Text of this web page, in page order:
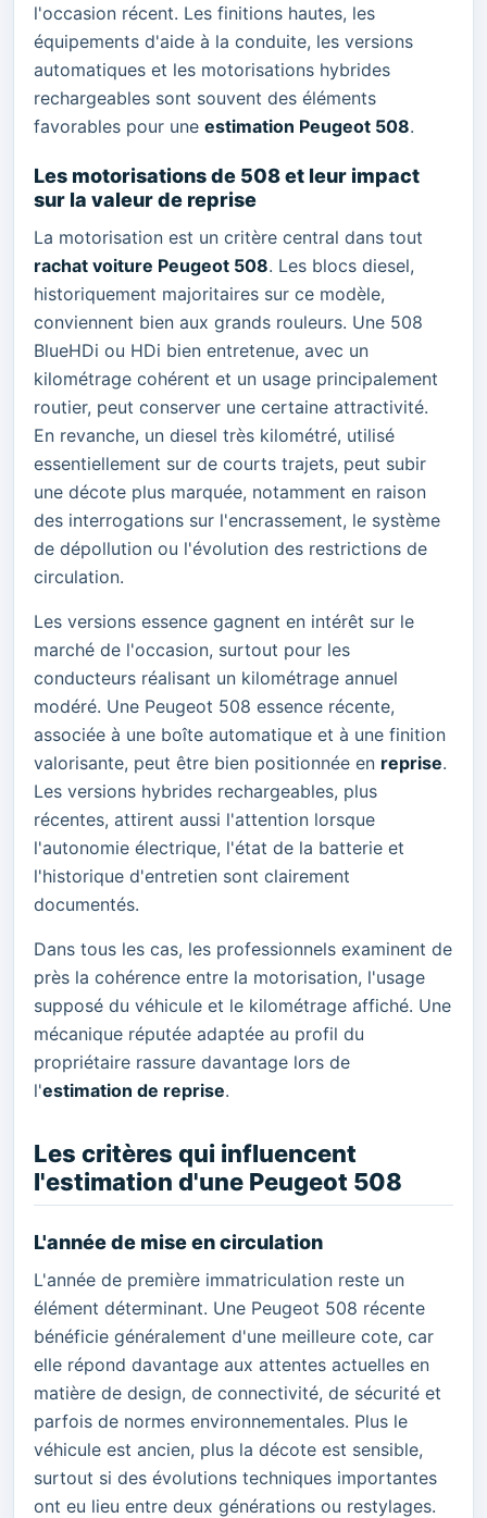
l'occasion récent. Les finitions hautes, les
équipements d'aide à la conduite, les versions
automatiques et les motorisations hybrides
rechargeables sont souvent des éléments
favorables pour une estimation Peugeot 508.
Les motorisations de 508 et leur impact
sur la valeur de reprise
La motorisation est un critère central dans tout
rachat voiture Peugeot 508. Les blocs diesel,
historiquement majoritaires sur ce modèle,
conviennent bien aux grands rouleurs. Une 508
BlueHDi ou HDi bien entretenue, avec un
kilométrage cohérent et un usage principalement
routier, peut conserver une certaine attractivité.
En revanche, un diesel très kilométré, utilisé
essentiellement sur de courts trajets, peut subir
une décote plus marquée, notamment en raison
des interrogations sur l'encrassement, le système
de dépollution ou l'évolution des restrictions de
circulation.
Les versions essence gagnent en intérêt sur le
marché de l'occasion, surtout pour les
conducteurs réalisant un kilométrage annuel
modéré. Une Peugeot 508 essence récente,
associée à une boîte automatique et à une finition
valorisante, peut être bien positionnée en reprise.
Les versions hybrides rechargeables, plus
récentes, attirent aussi l'attention lorsque
l'autonomie électrique, l'état de la batterie et
l'historique d'entretien sont clairement
documentés.
Dans tous les cas, les professionnels examinent de
près la cohérence entre la motorisation, l'usage
supposé du véhicule et le kilométrage affiché. Une
mécanique réputée adaptée au profil du
propriétaire rassure davantage lors de
l'estimation de reprise.
Les critères qui influencent
l'estimation d'une Peugeot 508
L'année de mise en circulation
L'année de première immatriculation reste un
élément déterminant. Une Peugeot 508 récente
bénéficie généralement d'une meilleure cote, car
elle répond davantage aux attentes actuelles en
matière de design, de connectivité, de sécurité et
parfois de normes environnementales. Plus le
véhicule est ancien, plus la décote est sensible,
surtout si des évolutions techniques importantes
ont eu lieu entre deux générations ou restylages.